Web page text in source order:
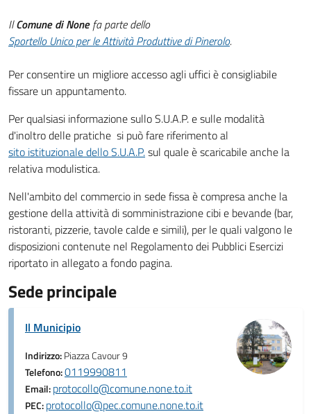
IlComune di Nonefa parte dello
Sportello Unico per le Attività Produttive di Pinerolo.
Per consentire un migliore accesso agli uffici è consigliabile
fissare un appuntamento.
Per qualsiasi informazione sullo S.U.A.P. e sulle modalità
d'inoltro delle pratiche si può fare riferimento al
sito istituzionale dello S.U.A.P.sul quale è scaricabile anche la
relativa modulistica.
Nell'ambito del commercio in sede fissa è compresa anche la
gestione della attività di somministrazione cibi e bevande (bar,
ristoranti, pizzerie, tavole calde e simili), per le quali valgono le
disposizioni contenute nel Regolamento dei Pubblici Esercizi
riportato in allegato a fondo pagina.
Sede principale
Il Municipio
Indirizzo:Piazza Cavour 9
Telefono:0119990811
Email:protocollo@comune.none.to.it
PEC:protocollo@pec.comune.none.to.it